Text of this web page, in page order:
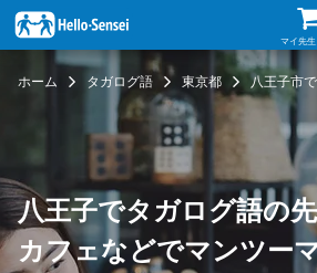
イ
ン
コ
マイ先生
ホーム タガログ語 東京都 八王子市
八王子でタガログ語の
カフェなどでマンツー